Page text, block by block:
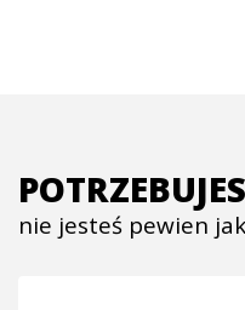
nie jesteś pewien